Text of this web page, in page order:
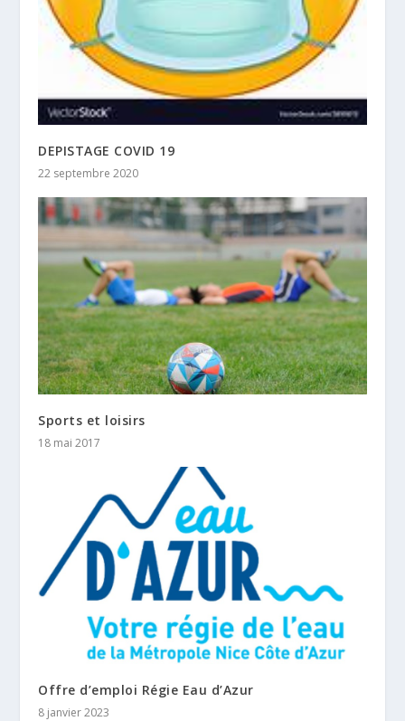
DEPISTAGE COVID 19
22 septembre 2020
Sports et loisirs
18 mai 2017
Offre d’emploi Régie Eau d’Azur
8 janvier 2023